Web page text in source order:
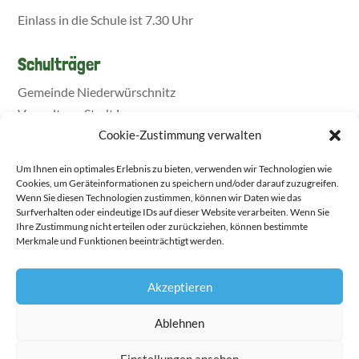
Cookie-Zustimmung verwalten
Um Ihnen ein optimales Erlebnis zu bieten, verwenden wir Technologien wie
Cookies, um Geräteinformationen zu speichern und/oder darauf zuzugreifen.
Wenn Sie diesen Technologien zustimmen, können wir Daten wie das
Surfverhalten oder eindeutige IDs auf dieser Website verarbeiten. Wenn Sie
Ihre Zustimmung nicht erteilen oder zurückziehen, können bestimmte
Merkmale und Funktionen beeinträchtigt werden.
Akzeptieren
Ablehnen
Einlass in die Schule ist 7.30 Uhr
Schulträger
Gemeinde Niederwürschnitz
Verwaltung Stadt Lugau
▶ Transparenzerklärung zum Download